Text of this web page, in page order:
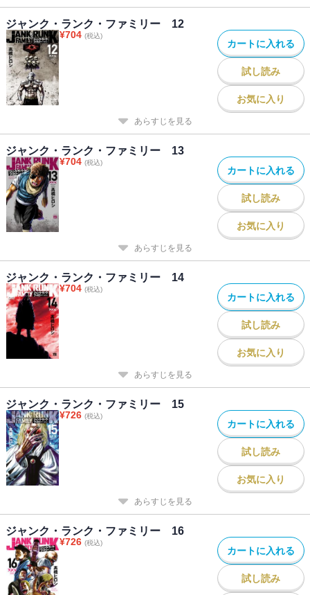
ジャンク・ランク・ファミリー 12
¥704 (税込)
カートに入れる
試し読み
お気に入り
あらすじを見る
ジャンク・ランク・ファミリー 13
¥704 (税込)
カートに入れる
試し読み
お気に入り
あらすじを見る
ジャンク・ランク・ファミリー 14
¥704 (税込)
カートに入れる
試し読み
お気に入り
あらすじを見る
ジャンク・ランク・ファミリー 15
¥726 (税込)
カートに入れる
試し読み
お気に入り
あらすじを見る
ジャンク・ランク・ファミリー 16
¥726 (税込)
カートに入れる
試し読み